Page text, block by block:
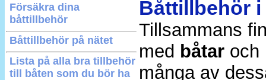
Försäkra dina
båttillbehör
Båttillbehör på nätet
Lista på alla bra tillbehör
till båten som du bör ha
Båttillbehör
Tillsammans
med båtar och
många av